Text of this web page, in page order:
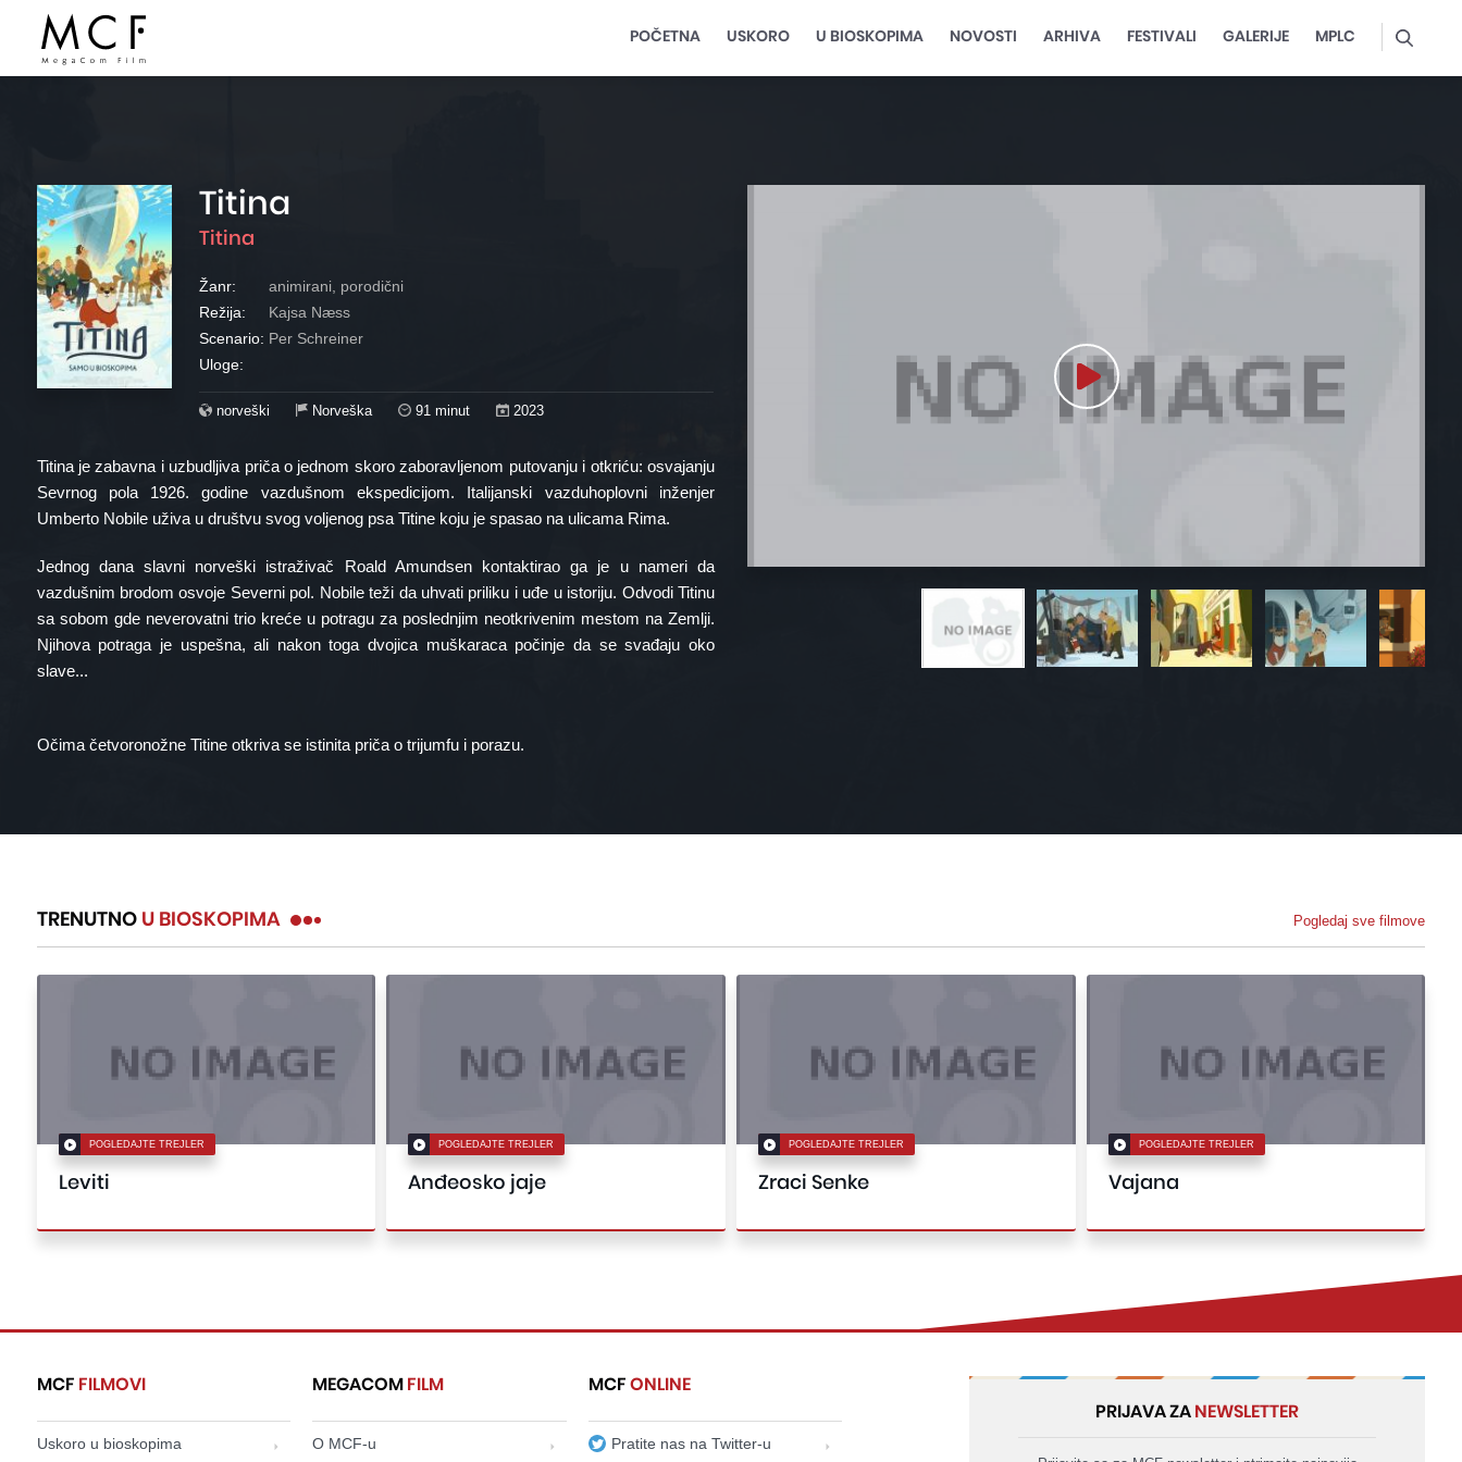
POČETNA USKORO U BIOSKOPIMA NOVOSTI ARHIVA FESTIVALI GALERIJE MPLC
Titina
Titina
Žanr:
animirani, porodični
Režija:
Kajsa Næss
Scenario: Per Schreiner
Uloge:
norveški Norveška 91 minut 2023
Titina je zabavna i uzbudljiva priča o jednom skoro zaboravljenom putovanju i otkriću: osvajanju
Sevrnog pola 1926. godine vazdušnom ekspedicijom. Italijanski vazduhoplovni inženjer
Umberto Nobile uživa u društvu svog voljenog psa Titine koju je spasao na ulicama Rima.
Jednog dana slavni norveški istraživač Roald Amundsen kontaktirao ga je u nameri da
vazdušnim brodom osvoje Severni pol. Nobile teži da uhvati priliku i uđe u istoriju. Odvodi Titinu
sa sobom gde neverovatni trio kreće u potragu za poslednjim neotkrivenim mestom na Zemlji.
Njihova potraga je uspešna, ali nakon toga dvojica muškaraca počinje da se svađaju oko
slave...
Očima četvoronožne Titine otkriva se istinita priča o trijumfu i porazu.
TRENUTNO U BIOSKOPIMA Pogledaj sve filmove
POGLEDAJTE TREJLER
Leviti
POGLEDAJTE TREJLER
Anđeosko jaje
POGLEDAJTE TREJLER
Zraci Senke
POGLEDAJTE TREJLER
Vajana
MCF FILMOVI
Uskoro u bioskopima
MEGACOM FILM
O MCF-u
MCF ONLINE
Pratite nas na Twitter-u
PRIJAVA ZA NEWSLETTER